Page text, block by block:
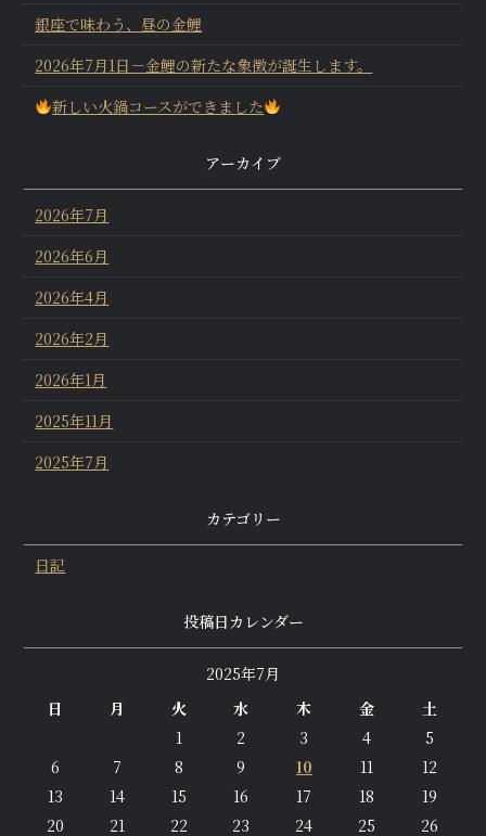
銀座で味わう、昼の金鯉
2026年7月1日－金鯉の新たな象徴が誕生します。
新しい火鍋コースができました
アーカイブ
2026年7月
2026年6月
2026年4月
2026年2月
2026年1月
2025年11月
2025年7月
カテゴリー
日記
投稿日カレンダー
2025年7月
日
月 火 水 木 金
土
1
2 3 4
5
6
7 8 9 10 11
12
13
14 15 16 17 18
19
20
21 22 23 24 25 26